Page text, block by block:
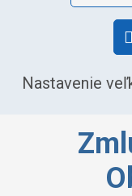
Nastavenie